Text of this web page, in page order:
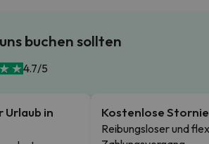
buchen sollten
4.7/5
Urlaub in
Kostenlose
Reibungsloser und